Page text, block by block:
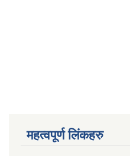
महत्वपूर्ण लिंकहरु